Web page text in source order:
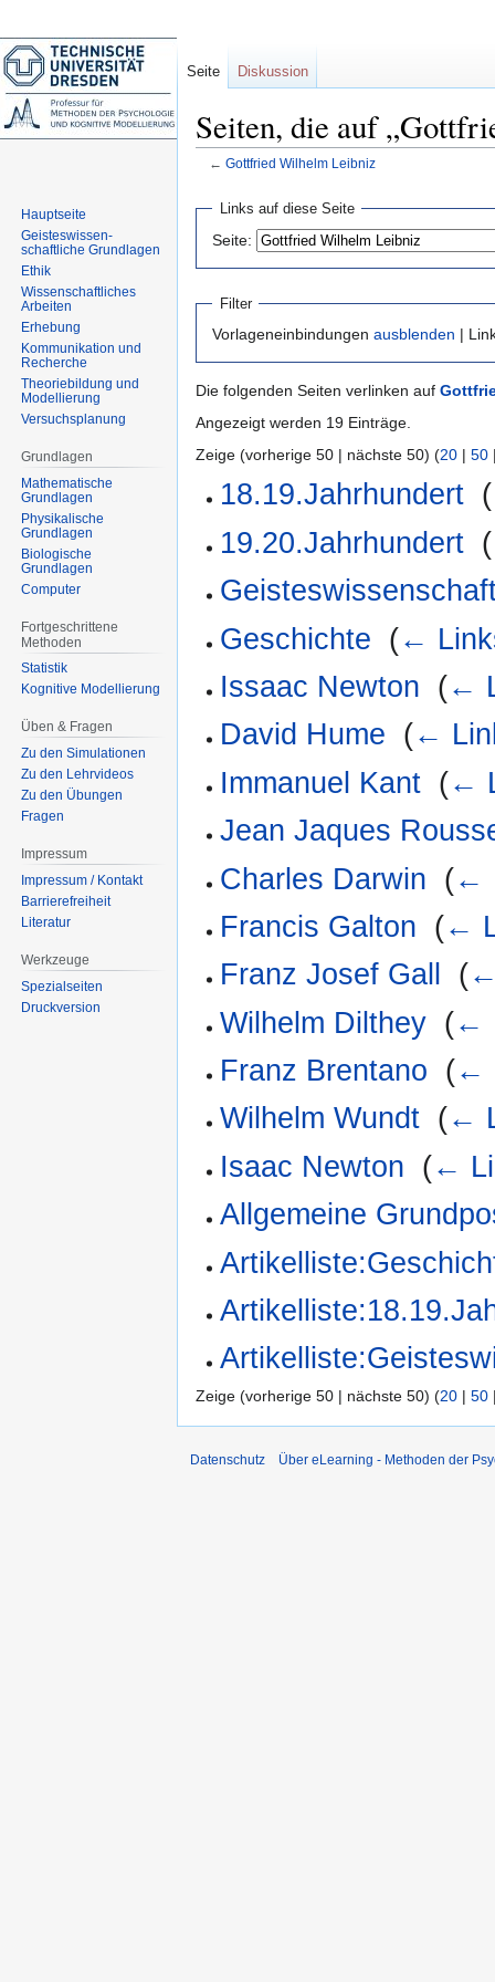
Seiten, die auf
← Gottfried Wilhelm Leibniz
Navigation
springen
springen
Links auf diese Seite
Seite:
Filter
Vorlageneinbindungen ausblenden |
Die folgenden Seiten verlinken auf
Angezeigt werden 19 Einträge.
Zeige (vorherige 50 | nächste 50) (20 | 50
18.19.Jahrhundert (
19.20.Jahrhundert (
Geschichte (←
Issaac Newton (←
David Hume (←
Immanuel Kant (←
Jean Jaques
Charles Darwin (←
Francis Galton (←
Franz Josef Gall
(
Wilhelm Dilthey (←
Franz Brentano (←
Wilhelm Wundt (←
Isaac Newton (←
Allgemeine
Zeige (vorherige 50 | nächste 50) (20 | 50
Seite Diskussion
Hauptseite
Geisteswissen-
schaftliche Grundlagen
Ethik
Wissenschaftliches
Arbeiten
Erhebung
Kommunikation und
Recherche
Theoriebildung und
Modellierung
Versuchsplanung
Grundlagen
Mathematische
Grundlagen
Physikalische
Grundlagen
Biologische
Grundlagen
Computer
Fortgeschrittene
Methoden
Statistik
Kognitive Modellierung
Üben & Fragen
Zu den Simulationen
Zu den Lehrvideos
Zu den Übungen
Fragen
Impressum
Impressum / Kontakt
Barrierefreiheit
Literatur
Werkzeuge
Spezialseiten
Druckversion
Datenschutz Über eLearning - Methoden der